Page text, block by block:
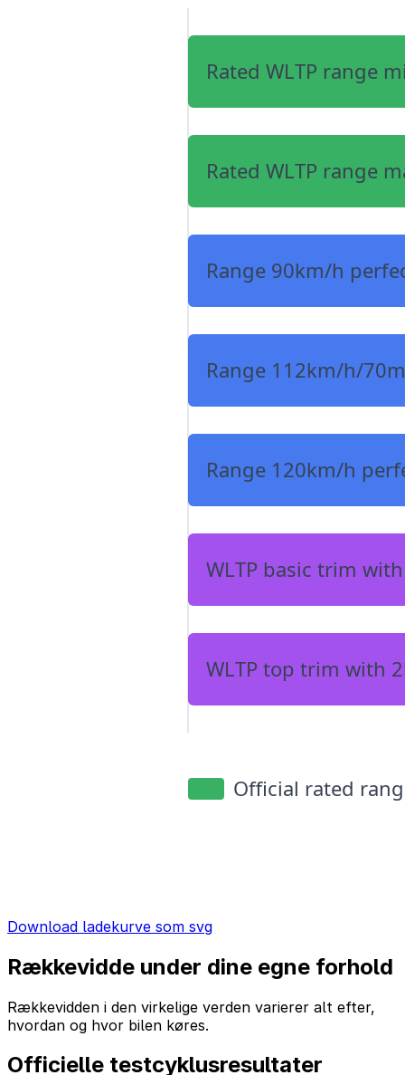
Download ladekurve som svg
Rækkevidde under dine egne forhold
Rækkevidden i den virkelige verden varierer alt efter,
hvordan og hvor bilen køres.
Officielle testcyklusresultater